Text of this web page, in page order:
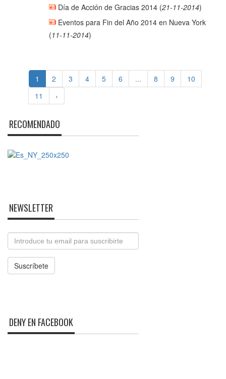
Día de Acción de Gracias 2014(21-11-2014)
Eventos para Fin del Año 2014 en Nueva York
(11-11-2014)
1 2 3 4 5 6 ... 8 9
10
11
›
RECOMENDADO
NEWSLETTER
Email
Suscríbete
DENY EN FACEBOOK